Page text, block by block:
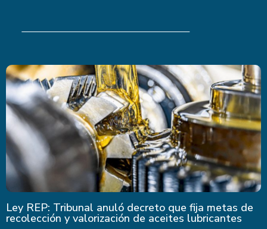
Ley REP: Tribunal anuló decreto que fija metas de
recolección y valorización de aceites lubricantes